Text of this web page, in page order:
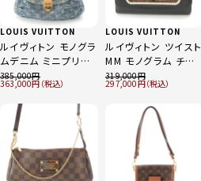
LOUIS VUITTON
ルイヴィトン モノグラ
ムデニム ミニプリー
ティ ワン ショルダー
バッグ M95050 イン
ディゴ ブルー
385,000
363,000
LOUIS VUITTON
ルイヴィトン ツイスト
MM モノグラム チェ
ーン ショルダーバッ
グ M44837 ブラウン
319,000
297,000